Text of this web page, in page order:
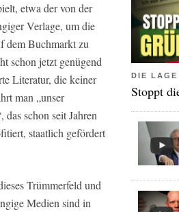
etwa der von der
Verlage, um die
dem Buchmarkt zu
schon jetzt genügend
Literatur, die keiner
man „unser
das schon seit Jahren
staatlich gefördert
Trümmerfeld und
Medien sind in
DIE LAGE
Stoppt